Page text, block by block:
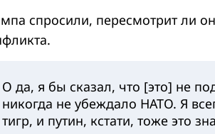
спросили, пересмотрит ли
О да, я бы сказал, что [это] не
никогда не убеждало НАТО. Я
тигр, и путин, кстати, тоже это